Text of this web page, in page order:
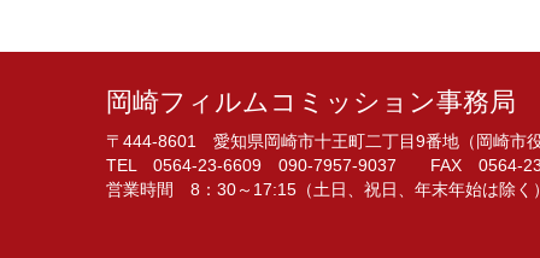
岡崎フィルムコミッション事務局
〒444-8601 愛知県岡崎市十王町二丁目9番地（岡崎市
TEL 0564-23-6609 090-7957-9037 FAX 0564-
営業時間 8：30～17:15（土日、祝日、年末年始は除く